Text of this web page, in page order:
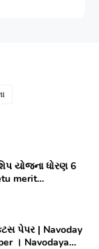
યોજના ધોરણ 6
પેપર | Navoday
। Navodaya